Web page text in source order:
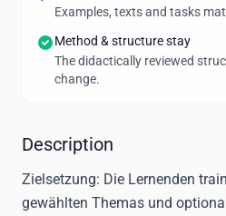
Examples, texts and tasks
Method & structure stay
The didactically reviewed
change.
Description
Zielsetzung: Die Lernenden
gewählten Themas und